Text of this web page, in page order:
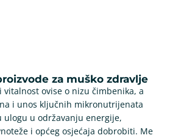
za muško zdravlje
vitalnost ovise o nizu čimbenika, a
i unos ključnih mikronutrijenata
u održavanju energije,
i općeg osjećaja dobrobiti. Me